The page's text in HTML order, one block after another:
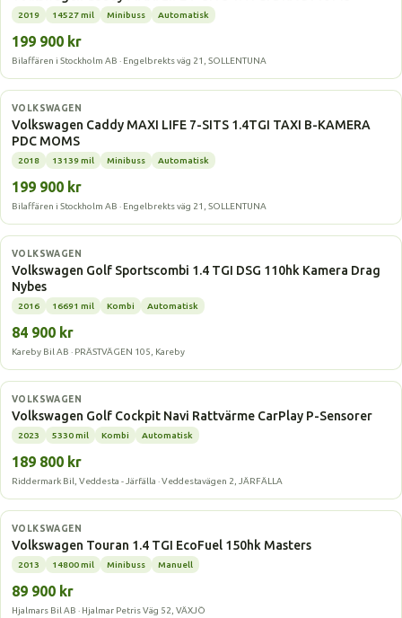
2019 14527 mil Minibuss Automatisk
199 900 kr
Bilaffären i Stockholm AB · Engelbrekts väg 21, SOLLENTUNA
Gasbil
VOLKSWAGEN
Volkswagen Caddy MAXI LIFE 7-SITS 1.4TGI TAXI B-KAMERA
PDC MOMS
2018 13139 mil Minibuss Automatisk
199 900 kr
Bilaffären i Stockholm AB · Engelbrekts väg 21, SOLLENTUNA
Gasbil
VOLKSWAGEN
Volkswagen Golf Sportscombi 1.4 TGI DSG 110hk Kamera Drag
Nybes
2016 16691 mil Kombi Automatisk
84 900 kr
Kareby Bil AB · PRÄSTVÄGEN 105, Kareby
Gasbil
VOLKSWAGEN
Volkswagen Golf Cockpit Navi Rattvärme CarPlay P-Sensorer
2023 5330 mil Kombi Automatisk
189 800 kr
Riddermark Bil, Veddesta - Järfälla · Veddestavägen 2, JÄRFÄLLA
Gasbil
VOLKSWAGEN
Volkswagen Touran 1.4 TGI EcoFuel 150hk Masters
2013 14800 mil Minibuss Manuell
89 900 kr
Hjalmars Bil AB · Hjalmar Petris Väg 52, VÄXJÖ